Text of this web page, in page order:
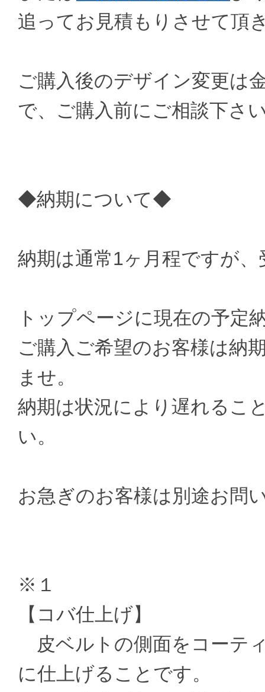
追ってお見積もりさせて頂
ご購入後のデザイン変更は
で、ご購入前にご相談下さ
◆納期について◆
納期は通常1ヶ月程ですが
トップページに現在の予定
ご購入ご希望のお客様は納
ませ。
納期は状況により遅れるこ
い。
お急ぎのお客様は別途お問
※１
【コバ仕上げ】
皮ベルトの側面をコーテ
に仕上げることです。